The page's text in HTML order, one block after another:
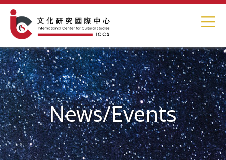
News/Events